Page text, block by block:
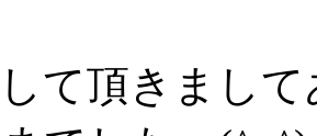
て頂きまし